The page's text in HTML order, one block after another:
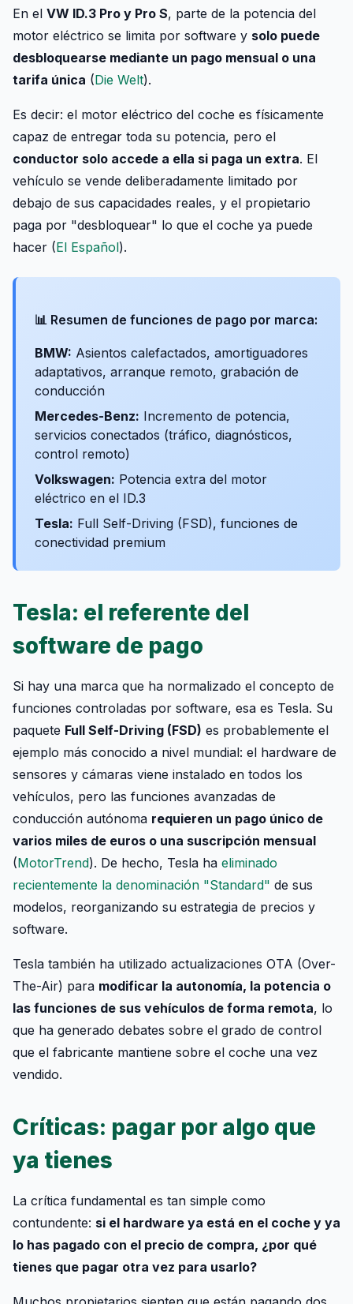
En el VW ID.3 Pro y Pro S, parte de la potencia del
motor eléctrico se limita por software y solo puede
desbloquearse mediante un pago mensual o una
tarifa única (Die Welt).
Es decir: el motor eléctrico del coche es físicamente
capaz de entregar toda su potencia, pero el
conductor solo accede a ella si paga un extra. El
vehículo se vende deliberadamente limitado por
debajo de sus capacidades reales, y el propietario
paga por "desbloquear" lo que el coche ya puede
hacer (El Español).
📊 Resumen de funciones de pago por marca:
BMW: Asientos calefactados, amortiguadores
adaptativos, arranque remoto, grabación de
conducción
Mercedes-Benz: Incremento de potencia,
servicios conectados (tráfico, diagnósticos,
control remoto)
Volkswagen: Potencia extra del motor
eléctrico en el ID.3
Tesla: Full Self-Driving (FSD), funciones de
conectividad premium
Tesla: el referente del
software de pago
Si hay una marca que ha normalizado el concepto de
funciones controladas por software, esa es Tesla. Su
paquete Full Self-Driving (FSD) es probablemente el
ejemplo más conocido a nivel mundial: el hardware de
sensores y cámaras viene instalado en todos los
vehículos, pero las funciones avanzadas de
conducción autónoma requieren un pago único de
varios miles de euros o una suscripción mensual
(MotorTrend). De hecho, Tesla ha eliminado
recientemente la denominación "Standard" de sus
modelos, reorganizando su estrategia de precios y
software.
Tesla también ha utilizado actualizaciones OTA (Over-
The-Air) para modificar la autonomía, la potencia o
las funciones de sus vehículos de forma remota, lo
que ha generado debates sobre el grado de control
que el fabricante mantiene sobre el coche una vez
vendido.
Críticas: pagar por algo que
ya tienes
La crítica fundamental es tan simple como
contundente: si el hardware ya está en el coche y ya
lo has pagado con el precio de compra, ¿por qué
tienes que pagar otra vez para usarlo?